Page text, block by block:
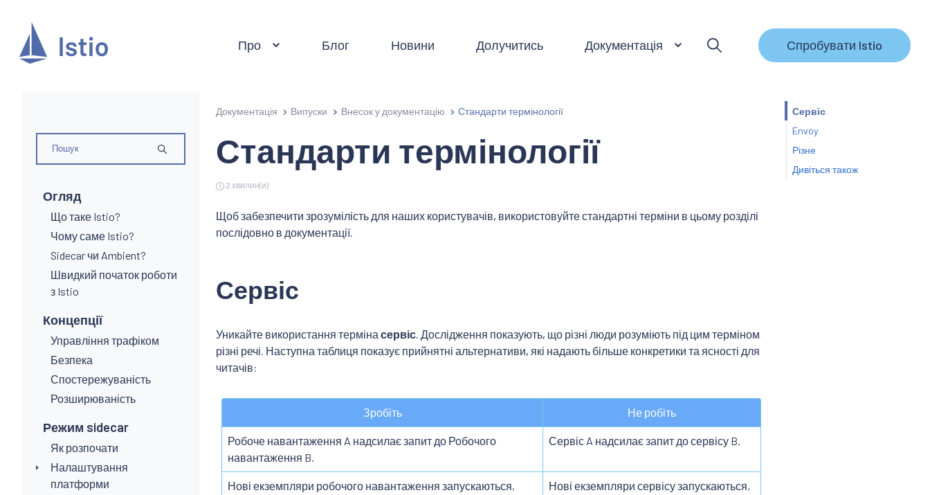
Про Блог Новини Долучитись Документація Спробувати Istio
Огляд
Що таке Istio?
Чому саме Istio?
Sidecar чи Ambient?
Швидкий початок роботи
з Istio
Концепції
Управління трафіком
Безпека
Спостережуваність
Розширюваність
Режим sidecar
Як розпочати
Налаштування
платформи
Документація Випуски Внесок у документацію Стандарти термінології
Стандарти термінології
2 хвилин(и)
Щоб забезпечити зрозумілість для наших користувачів, використовуйте стандартні терміни в цьому розділі
послідовно в документації.
Сервіс
Уникайте використання терміна сервіс. Дослідження показують, що різні люди розуміють під цим терміном
різні речі. Наступна таблиця показує прийнятні альтернативи, які надають більше конкретики та ясності для
читачів:
Зробіть Не робіть
Робоче навантаження A надсилає запит до Робочого
навантаження B.
Сервіс A надсилає запит до сервісу B.
Нові екземпляри робочого навантаження запускаються,
Нові екземпляри сервісу запускаються,
Сервіс
Envoy
Різне
Дивіться також